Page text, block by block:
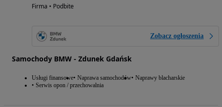
Firma • Podbite
Zobacz ogłoszenia
Samochody BMW - Zdunek Gdańsk
Usługi finansowe Naprawa samochodów Naprawy blacharskie
Serwis opon / przechowalnia